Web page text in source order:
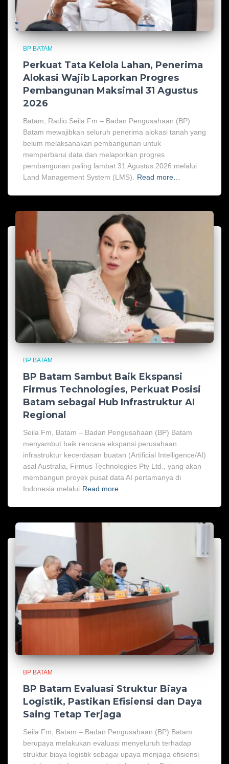
BP BATAM
Perkuat Tata Kelola Lahan, Penerima
Alokasi Wajib Laporkan Progres
Pembangunan Maksimal 31 Agustus
2026
Batam, Radio Seila Fm – Badan Pengusahaan (BP)
Batam mewajibkan seluruh penerima alokasi tanah yang
belum melaksanakan pembangunan untuk
memperbarui data dan melaporkan progres
pembangunan paling lambat 31 Agustus 2026 melalui
Land Management System (LMS).
Read more…
BP BATAM
BP Batam Sambut Baik Ekspansi
Firmus Technologies, Perkuat Posisi
Batam sebagai Hub Infrastruktur AI
Regional
Seila Fm, Batam – Badan Pengusahaan (BP) Batam
menyambut baik rencana ekspansi perusahaan
infrastruktur kecerdasan buatan (Artificial Intelligence/AI)
asal Australia, Firmus Technologies Pty Ltd., yang akan
membangun proyek pusat data AI pertamanya di
Indonesia melalui Read more…
BP BATAM
BP Batam Evaluasi Struktur Biaya
Logistik, Pastikan Efisiensi dan Daya
Saing Tetap Terjaga
Seila Fm, Batam – Badan Pengusahaan (BP) Batam
berupaya melakukan evaluasi menyeluruh terhadap
struktur biaya logistik sebagai upaya menjaga efisiensi